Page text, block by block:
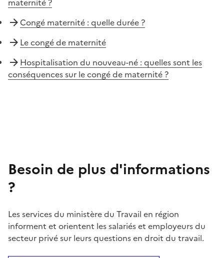
Congé maternité : quelle durée ?
Le congé de maternité
Hospitalisation du nouveau-né : quelles sont les
conséquences sur le congé de maternité ?
Besoin de plus d'informations
?
Les services du ministère du Travail en région
informent et orientent les salariés et employeurs du
secteur privé sur leurs questions en droit du travail.